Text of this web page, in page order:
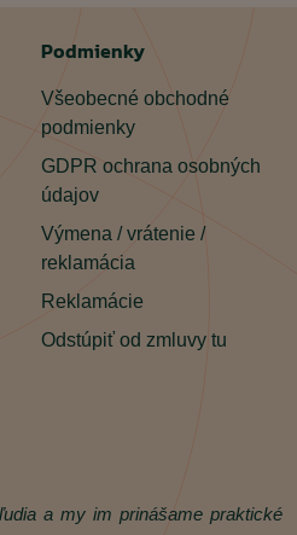
Podmienky
Všeobecné obchodné
podmienky
GDPR ochrana osobných
údajov
Výmena / vrátenie /
reklamácia
Reklamácie
Odstúpiť od zmluvy tu
a my im prinášame praktické